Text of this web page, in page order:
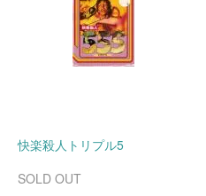
快楽殺人トリプル5
SOLD OUT